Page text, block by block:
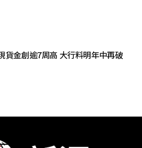
貨金創逾7周高 大行料明年中再破